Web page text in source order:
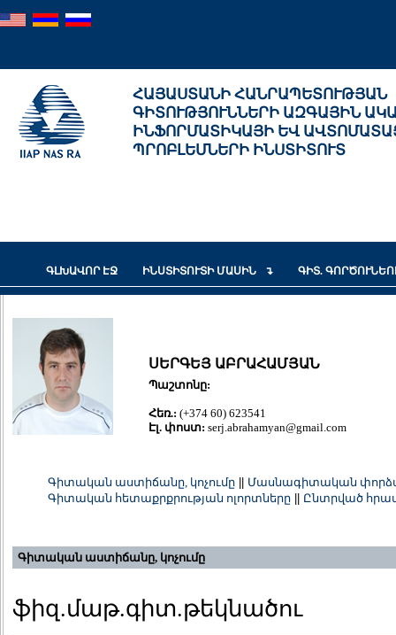
ՀԱՅԱՍՏԱՆԻ ՀԱՆՐԱՊԵՏՈՒԹՅԱՆ
ԳԻՏՈՒԹՅՈՒՆՆԵՐԻ ԱԶԳԱՅԻՆ
ԻՆՖՈՐՄԱՏԻԿԱՅԻ ԵՎ
ՊՐՈԲԼԵՄՆԵՐԻ ԻՆՍՏԻՏՈՒՏ
ԳԼԽԱՎՈՐ ԷՋ ԻՆՍՏԻՏՈՒՏԻ ՄԱՍԻՆ ԳԻՏ.
ՍԵՐԳԵՅ ԱԲՐԱՀԱՄՅԱՆ
Պաշտոնը:
Հեռ.: (+374 60) 623541
Էլ. փոստ: serj.abrahamyan@gmail.com
Գիտական աստիճանը, կոչումը
Մասնագիտական
Գիտական հետաքրքրության ոլորտները
Ընտրված
Գիտական աստիճանը, կոչումը
ֆիզ.մաթ.գիտ.թեկնածու